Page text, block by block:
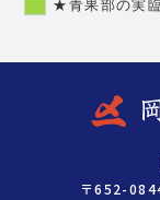
★青果部の実
〒652-